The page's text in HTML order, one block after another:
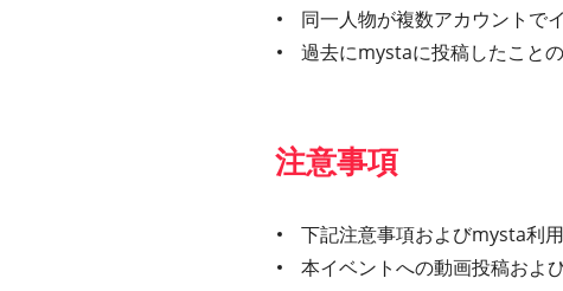
同一人物が複数アカウントで
過去にmystaに投稿したこと
注意事項
下記注意事項およびmysta利
本イベントへの動画投稿およ